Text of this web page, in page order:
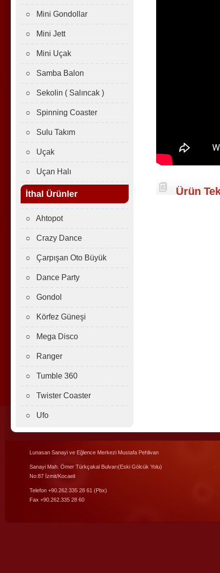
Ürün
○ Mini Gondollar
○ Mini Jett
○ Mini Uçak
○ Samba Balon
○ Sekolin ( Salıncak )
○ Spinning Coaster
○ Sulu Takım
○ Uçak
○ Uçan Halı
İthal Ürünler
○ Ahtopot
○ Crazy Dance
○ Çarpışan Oto Büyük
○ Dance Party
○ Gondol
○ Körfez Güneşi
○ Mega Disco
○ Ranger
○ Tumble 360
○ Twister Coaster
○ Ufo
Lunasan Sanayi ve Eğlence Merkezi Mustafa Pehlivan
Sanayi Mah. Ömer Türkçakal Bulvarı(Eski Gölcük Yolu)
No:87 İzmit/Kocaeli
Telefon +90.262.335 28 61 (Pbx)
Fax +90.262.335 28 60